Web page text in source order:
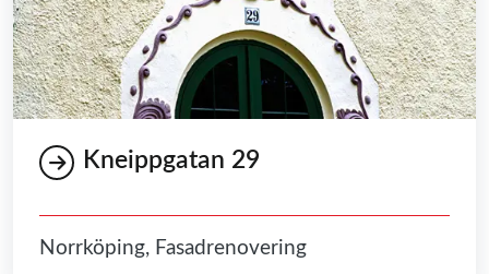
Kneippgatan 29
Norrköping, Fasadrenovering